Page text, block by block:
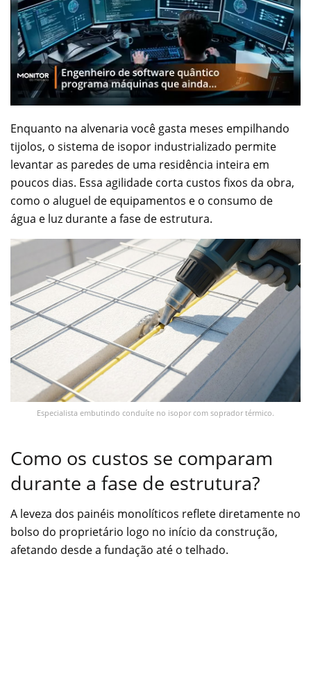
Enquanto na alvenaria você gasta meses empilhando
tijolos, o sistema de isopor industrializado permite
levantar as paredes de uma residência inteira em
poucos dias. Essa agilidade corta custos fixos da obra,
como o aluguel de equipamentos e o consumo de
água e luz durante a fase de estrutura.
Especialista embutindo conduíte no isopor com soprador térmico.
Como os custos se comparam
durante a fase de estrutura?
A leveza dos painéis monolíticos reflete diretamente no
bolso do proprietário logo no início da construção,
afetando desde a fundação até o telhado.